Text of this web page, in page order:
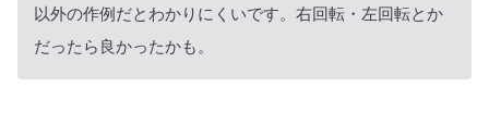
以外の作例だとわかりにくいです。右回転・左回転とか
だったら良かったかも。